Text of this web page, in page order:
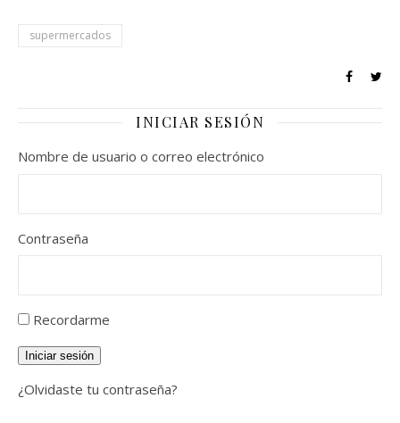
supermercados
INICIAR SESIÓN
Nombre de usuario o correo electrónico
Contraseña
Recordarme
Iniciar sesión
¿Olvidaste tu contraseña?